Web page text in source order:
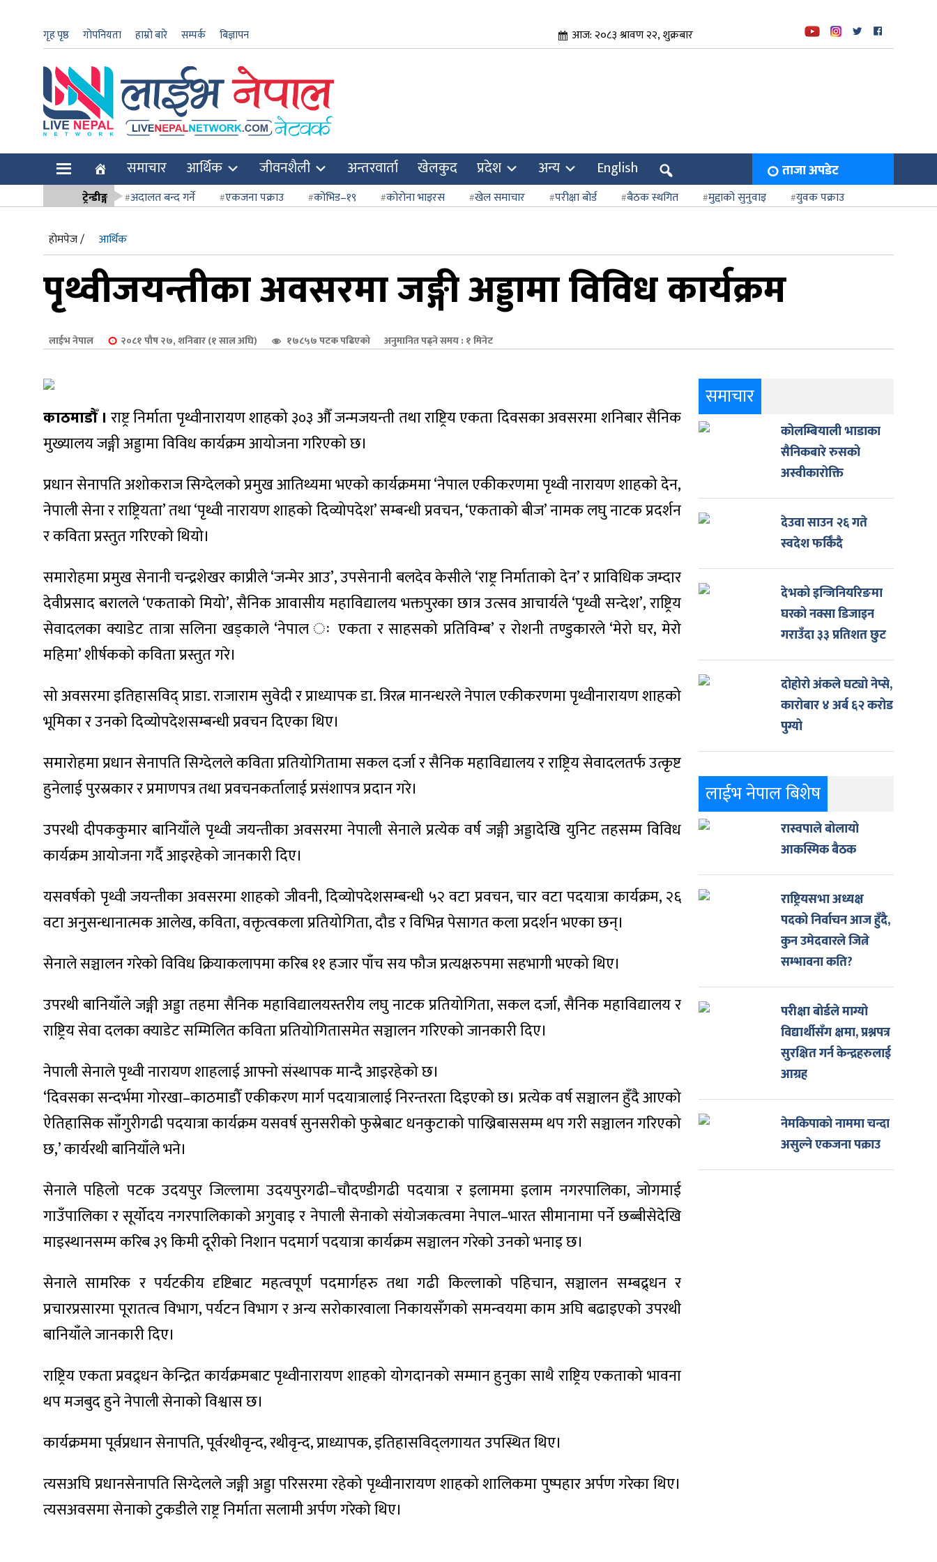
गृह पृष्ठ गोपनियता हाम्रो बारे सम्पर्क बिज्ञापन आज: २०८३ श्रावण २२, शुक्रबार
समाचार आर्थिक जीवनशैली अन्तरवार्ता खेलकुद प्रदेश अन्य English ताजा अपडेट
ट्रेन्डीङ्ग अदालत बन्द गर्ने एकजना पक्राउ कोभिड–१९ कोरोना भाइरस खेल समाचार परीक्षा बोर्ड बैठक स्थगित मुद्दाको सुनुवाइ
युवक पक्राउ
होमपेज /
आर्थिक
पृथ्वीजयन्तीका अवसरमा जङ्गी अड्डामा विविध कार्यक्रम
लाईभ नेपाल २०८१ पौष २७, शनिबार (१ साल अघि) १७८५७ पटक पढिएको अनुमानित पढ्ने समय : १ मिनेट
काठमाडौँ । राष्ट्र निर्माता पृथ्वीनारायण शाहको ३०३ औँ जन्मजयन्ती तथा राष्ट्रिय एकता दिवसका अवसरमा शनिबार सैनिक
मुख्यालय जङ्गी अड्डामा विविध कार्यक्रम आयोजना गरिएको छ।
प्रधान सेनापति अशोकराज सिग्देलको प्रमुख आतिथ्यमा भएको कार्यक्रममा ‘नेपाल एकीकरणमा पृथ्वी नारायण शाहको देन,
नेपाली सेना र राष्ट्रियता’ तथा ‘पृथ्वी नारायण शाहको दिव्योपदेश’ सम्बन्धी प्रवचन, ‘एकताको बीज’ नामक लघु नाटक प्रदर्शन
र कविता प्रस्तुत गरिएको थियो।
समारोहमा प्रमुख सेनानी चन्द्रशेखर काप्रीले ‘जन्मेर आउ’, उपसेनानी बलदेव केसीले ‘राष्ट्र निर्माताको देन’ र प्राविधिक जम्दार
देवीप्रसाद बरालले ‘एकताको मियो’, सैनिक आवासीय महाविद्यालय भक्तपुरका छात्र उत्सव आचार्यले ‘पृथ्वी सन्देश’, राष्ट्रिय
सेवादलका क्याडेट तात्रा सलिना खड्काले ‘नेपाल ः एकता र साहसको प्रतिविम्ब’ र रोशनी तण्डुकारले ‘मेरो घर, मेरो
महिमा’ शीर्षकको कविता प्रस्तुत गरे।
सो अवसरमा इतिहासविद् प्राडा. राजाराम सुवेदी र प्राध्यापक डा. त्रिरत्न मानन्धरले नेपाल एकीकरणमा पृथ्वीनारायण शाहको
भूमिका र उनको दिव्योपदेशसम्बन्धी प्रवचन दिएका थिए।
समारोहमा प्रधान सेनापति सिग्देलले कविता प्रतियोगितामा सकल दर्जा र सैनिक महाविद्यालय र राष्ट्रिय सेवादलतर्फ उत्कृष्ट
हुनेलाई पुरस्रकार र प्रमाणपत्र तथा प्रवचनकर्तालाई प्रसंशापत्र प्रदान गरे।
उपरथी दीपककुमार बानियाँले पृथ्वी जयन्तीका अवसरमा नेपाली सेनाले प्रत्येक वर्ष जङ्गी अड्डादेखि युनिट तहसम्म विविध
कार्यक्रम आयोजना गर्दै आइरहेको जानकारी दिए।
यसवर्षको पृथ्वी जयन्तीका अवसरमा शाहको जीवनी, दिव्योपदेशसम्बन्धी ५२ वटा प्रवचन, चार वटा पदयात्रा कार्यक्रम, २६
वटा अनुसन्धानात्मक आलेख, कविता, वक्तृत्वकला प्रतियोगिता, दौड र विभिन्न पेसागत कला प्रदर्शन भएका छन्।
सेनाले सञ्चालन गरेको विविध क्रियाकलापमा करिब ११ हजार पाँच सय फौज प्रत्यक्षरुपमा सहभागी भएको थिए।
उपरथी बानियाँले जङ्गी अड्डा तहमा सैनिक महाविद्यालयस्तरीय लघु नाटक प्रतियोगिता, सकल दर्जा, सैनिक महाविद्यालय र
राष्ट्रिय सेवा दलका क्याडेट सम्मिलित कविता प्रतियोगितासमेत सञ्चालन गरिएको जानकारी दिए।
नेपाली सेनाले पृथ्वी नारायण शाहलाई आफ्नो संस्थापक मान्दै आइरहेको छ।
‘दिवसका सन्दर्भमा गोरखा–काठमाडौँ एकीकरण मार्ग पदयात्रालाई निरन्तरता दिइएको छ। प्रत्येक वर्ष सञ्चालन हुँदै आएको
ऐतिहासिक साँगुरीगढी पदयात्रा कार्यक्रम यसवर्ष सुनसरीको फुस्रेबाट धनकुटाको पाख्रिबाससम्म थप गरी सञ्चालन गरिएको
छ,’ कार्यरथी बानियाँले भने।
सेनाले पहिलो पटक उदयपुर जिल्लामा उदयपुरगढी–चौदण्डीगढी पदयात्रा र इलाममा इलाम नगरपालिका, जोगमाई
गाउँपालिका र सूर्योदय नगरपालिकाको अगुवाइ र नेपाली सेनाको संयोजकत्वमा नेपाल–भारत सीमानामा पर्ने छब्बीसेदेखि
माइस्थानसम्म करिब ३९ किमी दूरीको निशान पदमार्ग पदयात्रा कार्यक्रम सञ्चालन गरेको उनको भनाइ छ।
सेनाले सामरिक र पर्यटकीय दृष्टिबाट महत्वपूर्ण पदमार्गहरु तथा गढी किल्लाको पहिचान, सञ्चालन सम्बद्र्धन र
प्रचारप्रसारमा पूरातत्व विभाग, पर्यटन विभाग र अन्य सरोकारवाला निकायसँगको समन्वयमा काम अघि बढाइएको उपरथी
बानियाँले जानकारी दिए।
राष्ट्रिय एकता प्रवद्र्धन केन्द्रित कार्यक्रमबाट पृथ्वीनारायण शाहको योगदानको सम्मान हुनुका साथै राष्ट्रिय एकताको भावना
थप मजबुद हुने नेपाली सेनाको विश्वास छ।
कार्यक्रममा पूर्वप्रधान सेनापति, पूर्वरथीवृन्द, रथीवृन्द, प्राध्यापक, इतिहासविद्लगायत उपस्थित थिए।
त्यसअघि प्रधानसेनापति सिग्देलले जङ्गी अड्डा परिसरमा रहेको पृथ्वीनारायण शाहको शालिकमा पुष्पहार अर्पण गरेका थिए।
त्यसअवसमा सेनाको टुकडीले राष्ट्र निर्माता सलामी अर्पण गरेको थिए।
समाचार
कोलम्बियाली भाडाका
सैनिकबारे रुसको
अस्वीकारोक्ति
देउवा साउन २६ गते
स्वदेश फर्किँदै
देभको इन्जिनियरिङमा
घरको नक्सा डिजाइन
गराउँदा ३३ प्रतिशत छुट
दोहोरो अंकले घट्यो नेप्से,
कारोबार ४ अर्ब ६२ करोड
पुग्यो
लाईभ नेपाल बिशेष
रास्वपाले बोलायो
आकस्मिक बैठक
राष्ट्रियसभा अध्यक्ष
पदको निर्वाचन आज हुँदै,
कुन उमेदवारले जित्ने
सम्भावना कति?
परीक्षा बोर्डले माग्यो
विद्यार्थीसँग क्षमा, प्रश्नपत्र
सुरक्षित गर्न केन्द्रहरुलाई
आग्रह
नेमकिपाको नाममा चन्दा
असुल्ने एकजना पक्राउ